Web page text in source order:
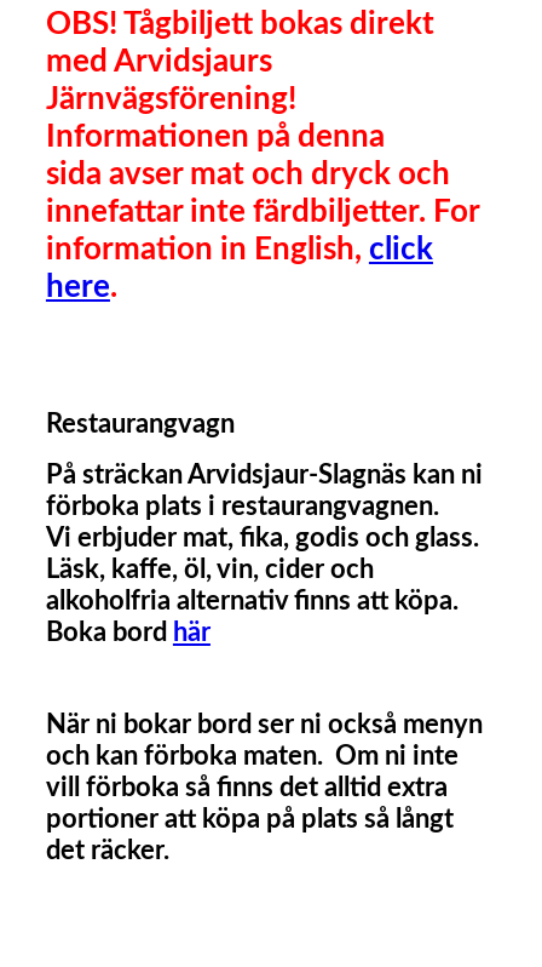
OBS! Tågbiljett bokas direkt
med Arvidsjaurs
Järnvägsförening!
Informationen på denna
sida avser mat och dryck och
innefattar inte färdbiljetter. For
information in English, click
here.
Restaurangvagn
På sträckan Arvidsjaur-Slagnäs kan ni
förboka plats i restaurangvagnen.
Vi erbjuder mat, fika, godis och glass.
Läsk, kaffe, öl, vin, cider och
alkoholfria alternativ finns att köpa.
Boka bord här
När ni bokar bord ser ni också menyn
och kan förboka maten. Om ni inte
vill förboka så finns det alltid extra
portioner att köpa på plats så långt
det räcker.